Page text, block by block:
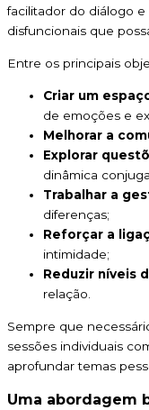
facilitador do diálogo
disfuncionais que
Entre os principais
Criar um
de emoções e
Melhorar a
Explorar
dinâmica
Trabalhar a
diferenças;
Reforçar a
intimidade;
Reduzir níveis
relação.
Sempre que
sessões individuais
aprofundar temas
Uma abordagem